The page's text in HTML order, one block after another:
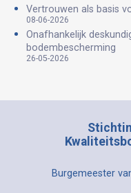
Vertrouwen als basis
08-06-2026
Onafhankelijk
bodembescherming
26-05-2026
Burgemeester